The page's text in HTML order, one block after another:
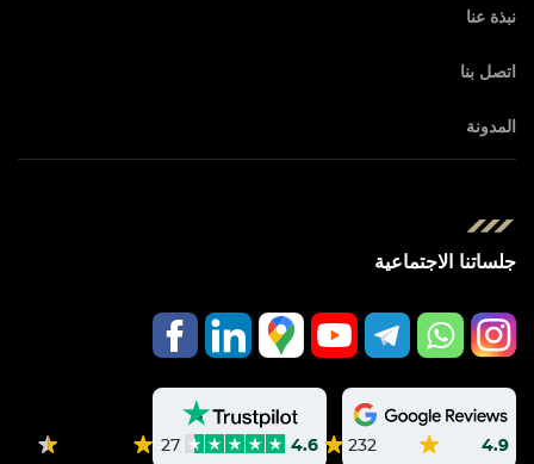
نبذة عنا
اتصل بنا
المدونة
جلساتنا الاجتماعية
4.9
232
4.6
27